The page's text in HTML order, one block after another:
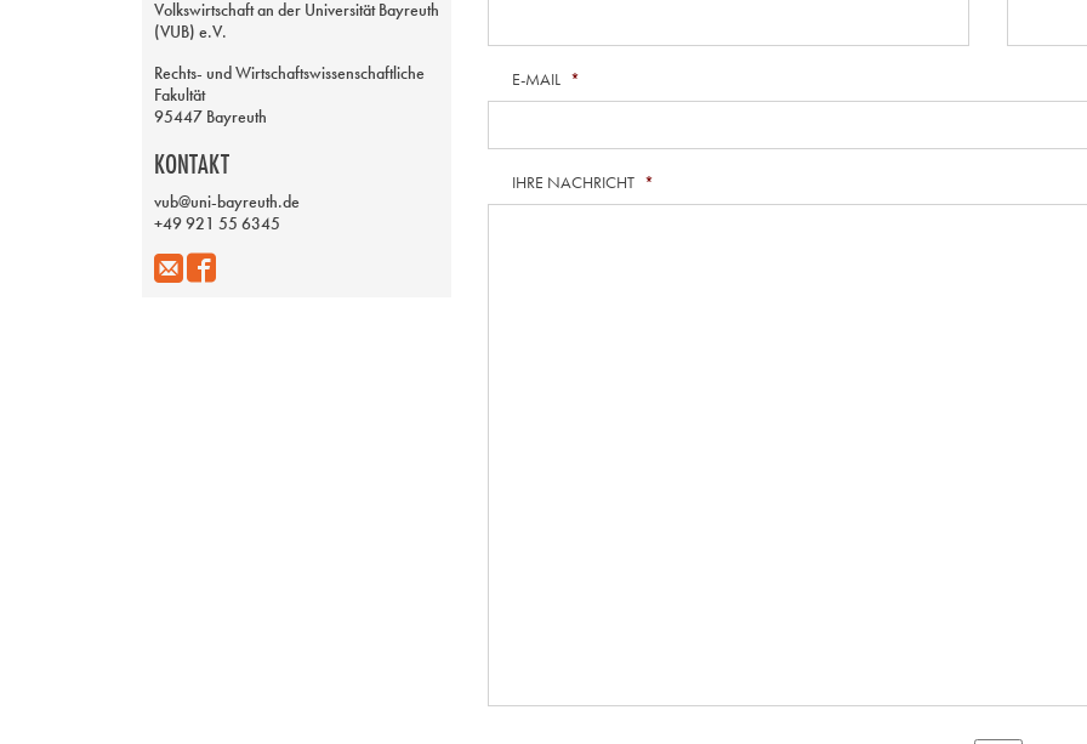
Volkswirtschaft an der Universität Bayreuth
(VUB) e.V.
Rechts- und Wirtschaftswissenschaftliche
Fakultät
95447 Bayreuth
KONTAKT
vub@uni-bayreuth.de
+49 921 55 6345
E-MAIL *
IHRE NACHRICHT *